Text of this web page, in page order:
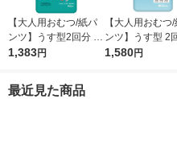
【大人用おむつ/紙パ
ンツ】うす型2回分 L-
LL 消臭抗菌 肌ケアア
1,383円
【大人用おむつ
ンツ】うす型 2
LL Wの素材で快
1,580円
最近見た商品